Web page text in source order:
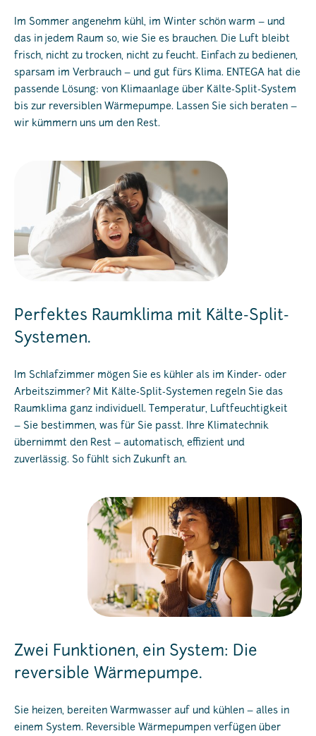
Im Sommer angenehm kühl, im Winter schön warm – und
das in jedem Raum so, wie Sie es brauchen. Die Luft bleibt
frisch, nicht zu trocken, nicht zu feucht. Einfach zu bedienen,
sparsam im Verbrauch – und gut fürs Klima. ENTEGA hat die
passende Lösung: von Klimaanlage über Kälte-Split-System
bis zur reversiblen Wärmepumpe. Lassen Sie sich beraten –
wir kümmern uns um den Rest.
Perfektes Raumklima mit Kälte-Split-
Systemen.
Im Schlafzimmer mögen Sie es kühler als im Kinder- oder
Arbeitszimmer? Mit Kälte-Split-Systemen regeln Sie das
Raumklima ganz individuell. Temperatur, Luftfeuchtigkeit
– Sie bestimmen, was für Sie passt. Ihre Klimatechnik
übernimmt den Rest – automatisch, effizient und
zuverlässig. So fühlt sich Zukunft an.
Zwei Funktionen, ein System: Die
reversible Wärmepumpe.
Sie heizen, bereiten Warmwasser auf und kühlen – alles in
einem System. Reversible Wärmepumpen verfügen über